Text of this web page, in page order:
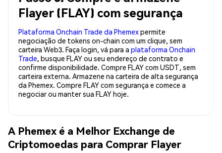
Flayer (FLAY) com segurança
Plataforma Onchain Trade da Phemexpermite
negociação de tokens on-chain com um clique, sem
carteira Web3. Faça login, vá para a plataforma Onchain
Trade, busque FLAY ou seu endereço de contrato e
confirme disponibilidade. Compre FLAY com USDT, sem
carteira externa. Armazene na carteira de alta segurança
da Phemex. Compre FLAY com segurança e comece a
negociar ou manter sua FLAY hoje.
A Phemex é a Melhor Exchange de
Criptomoedas para Comprar Flayer